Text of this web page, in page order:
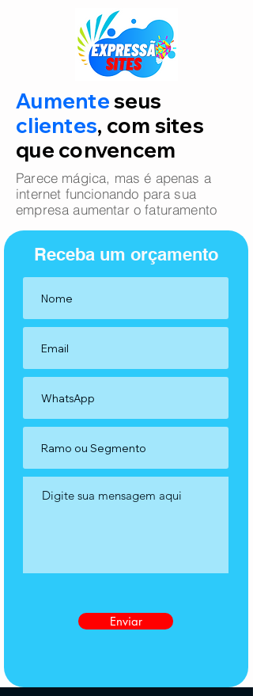
Aumenteseus
clientes, com sites
que convencem
Parece mágica, mas é apenas a
internet funcionando para sua
empresa aumentar o faturamento
Receba um orçamento
Enviar